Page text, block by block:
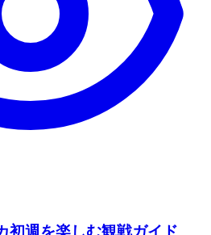
初週を楽しむ観戦ガイド